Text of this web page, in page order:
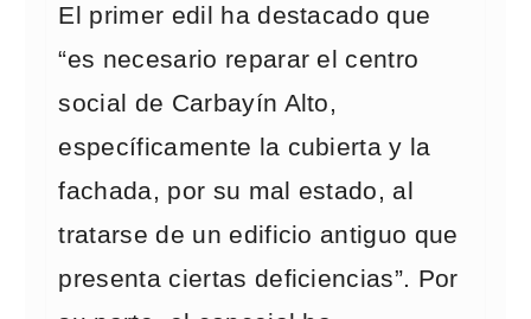
El primer edil ha destacado que
“es necesario reparar el centro
social de Carbayín Alto,
específicamente la cubierta y la
fachada, por su mal estado, al
tratarse de un edificio antiguo que
presenta ciertas deficiencias”. Por